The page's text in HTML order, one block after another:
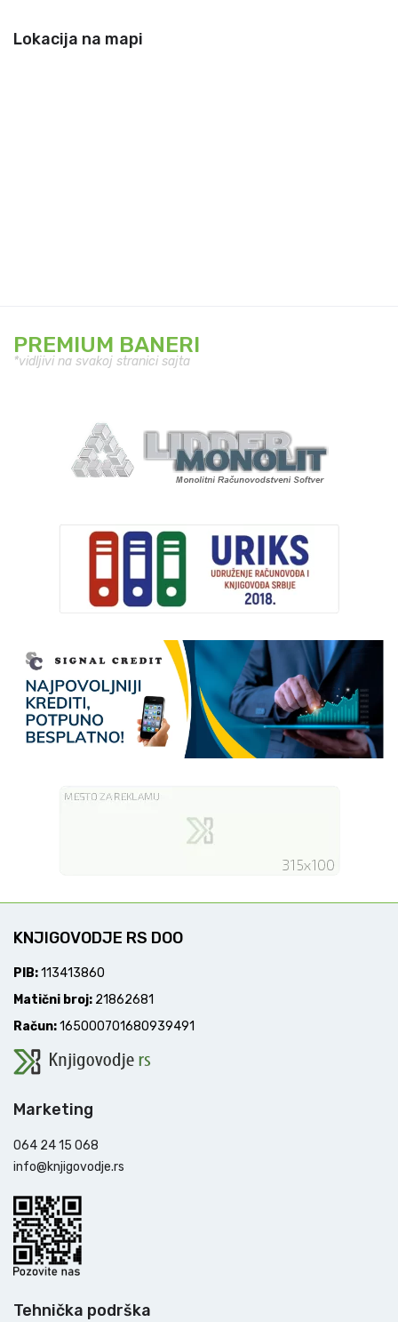
Lokacija na mapi
PREMIUM BANERI
*vidljivi na svakoj stranici sajta
KNJIGOVODJE RS DOO
PIB:113413860
Matični broj: 21862681
Račun:165000701680939491
Marketing
064 24 15 068
info@knjigovodje.rs
Tehnička podrška